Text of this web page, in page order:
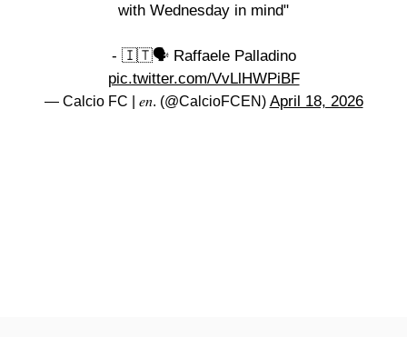
with Wednesday in mind"
- 🇮🇹🗣️ Raffaele Palladino
pic.twitter.com/VvLlHWPiBF
— Calcio FC | 𝑒𝑛. (@CalcioFCEN) April 18, 2026